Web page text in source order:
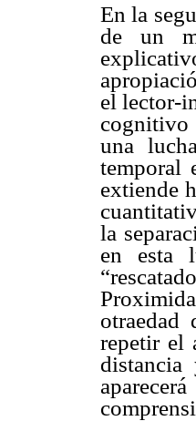
En la
de un
el lector-
cognitivo
una
temporal
extiende
la
en esta
otraedad
repetir el